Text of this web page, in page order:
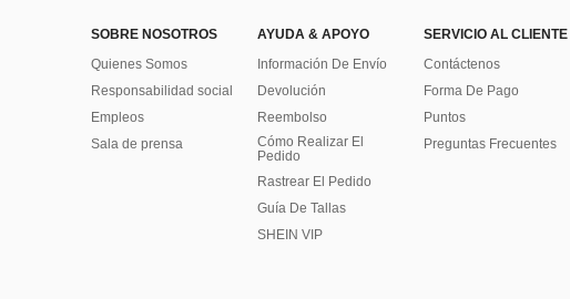
SOBRE NOSOTROS
Quienes Somos
Responsabilidad social
Empleos
Sala de prensa
AYUDA & APOYO
Información De Envío
Devolución
Reembolso
Cómo Realizar El
Pedido
Rastrear El Pedido
Guía De Tallas
SHEIN VIP
SERVICIO AL CLIENTE
Contáctenos
Forma De Pago
Puntos
Preguntas Frecuentes